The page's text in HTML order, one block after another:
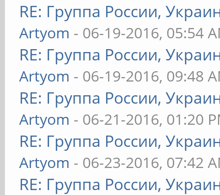
RE: Группа России,
Artyom - 06-19-2016, 05:54
RE: Группа России,
Artyom - 06-19-2016, 09:48
RE: Группа России,
Artyom - 06-21-2016, 01:20
RE: Группа России,
Artyom - 06-23-2016, 07:42
RE: Группа России,